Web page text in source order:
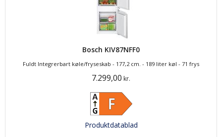
Bosch KIV87NFF0
Fuldt Integrerbart køle/fryseskab - 177,2 cm. - 189 liter køl - 71 frys
7.299,00 kr.
Produktdatablad